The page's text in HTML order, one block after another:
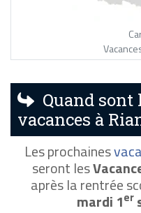
Quand sont
vacances à
Les prochaines
seront les
après la rentrée
mardi 1er